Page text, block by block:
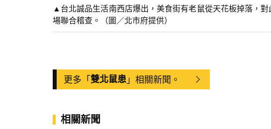
▲台北誠品生活南西店爆出，美食街有老鼠從天花板掉落，
場聯合稽查。（圖／北市府提供）
更多「雙北鼠患」相關新聞。
相關新聞